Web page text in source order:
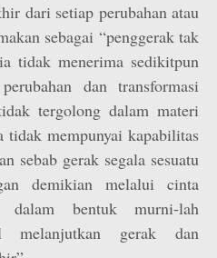
dari setiap perubahan atau
sebagai “penggerak tak
tidak menerima sedikitpun
dan transformasi
tergolong dalam materi
tidak mempunyai kapabilitas
sebab gerak segala sesuatu
demikian melalui cinta
dalam bentuk murni-lah
melanjutkan gerak dan